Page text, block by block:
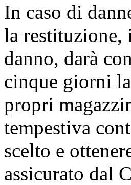
In caso di
la restituzione,
danno, darà
cinque giorni
propri
tempestiva
scelto e
assicurato dal